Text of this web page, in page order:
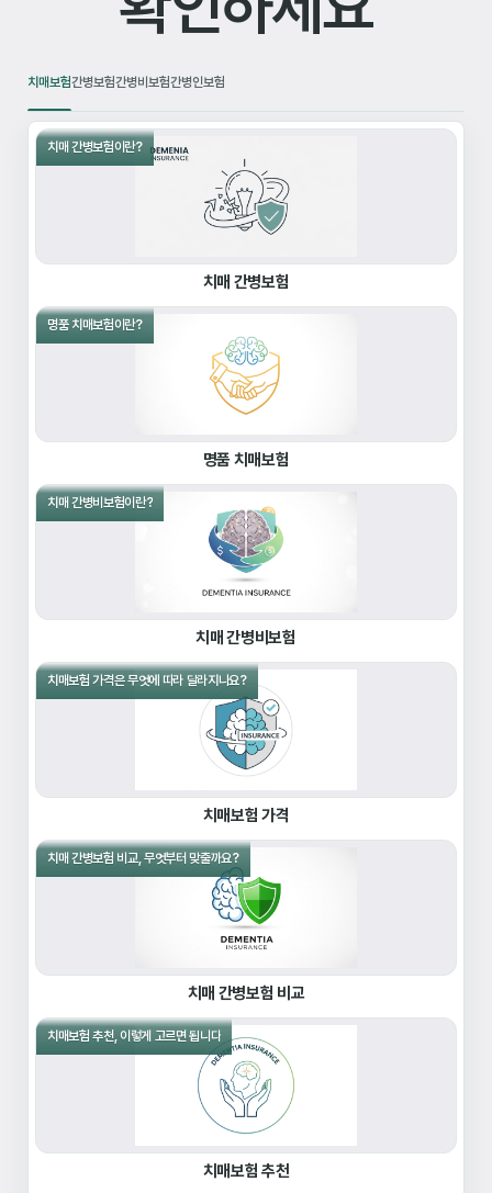
치매보험간병보험간병비보험간병인보험
치매 간병보험이란?
치매 간병보험
명품 치매보험이란?
명품 치매보험
치매 간병비보험이란?
치매 간병비보험
치매보험 가격은 무엇에 따라 달라지나요?
치매보험 가격
치매 간병보험 비교, 무엇부터 맞출까요?
치매 간병보험 비교
치매보험 추천, 이렇게 고르면 됩니다
치매보험 추천